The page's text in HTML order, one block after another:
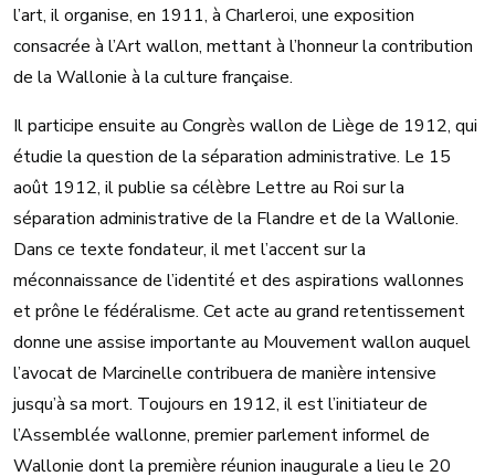
l’art, il organise, en 1911, à Charleroi, une exposition
consacrée à l’Art wallon, mettant à l’honneur la contribution
de la Wallonie à la culture française.
Il participe ensuite au Congrès wallon de Liège de 1912, qui
étudie la question de la séparation administrative. Le 15
août 1912, il publie sa célèbre Lettre au Roi sur la
séparation administrative de la Flandre et de la Wallonie.
Dans ce texte fondateur, il met l’accent sur la
méconnaissance de l’identité et des aspirations wallonnes
et prône le fédéralisme. Cet acte au grand retentissement
donne une assise importante au Mouvement wallon auquel
l’avocat de Marcinelle contribuera de manière intensive
jusqu’à sa mort. Toujours en 1912, il est l’initiateur de
l’Assemblée wallonne, premier parlement informel de
Wallonie dont la première réunion inaugurale a lieu le 20